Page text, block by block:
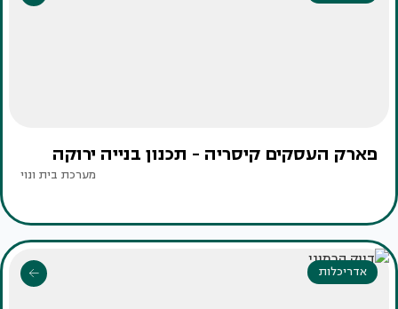
פארק העסקים קיסריה - תכנון בנייה ירוקה
מערכת בית ונוי
אדריכלות